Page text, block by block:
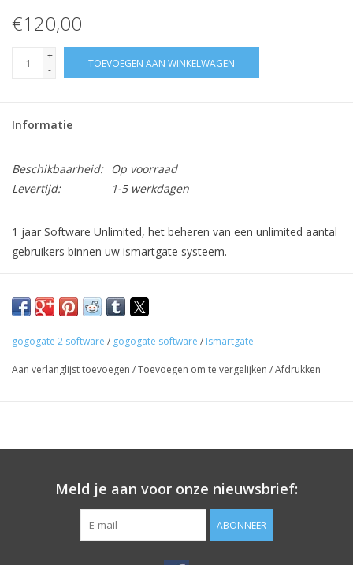
€120,00
+
-
TOEVOEGEN AAN WINKELWAGEN
Informatie
Beschikbaarheid:
Op voorraad
Levertijd:
1-5 werkdagen
1 jaar Software Unlimited, het beheren van een unlimited aantal
gebruikers binnen uw ismartgate systeem.
gogogate 2 software / gogogate software / Ismartgate
Aan verlanglijst toevoegen /Toevoegen om te vergelijken /Afdrukken
Meld je aan voor onze nieuwsbrief:
ABONNEER